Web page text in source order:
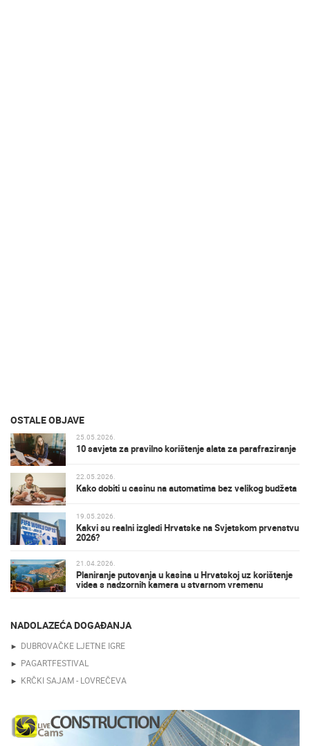
OSTALE OBJAVE
25.05.2026.
10 savjeta za pravilno korištenje alata za parafraziranje
22.05.2026.
Kako dobiti u casinu na automatima bez velikog budžeta
19.05.2026.
Kakvi su realni izgledi Hrvatske na Svjetskom prvenstvu
2026?
21.04.2026.
Planiranje putovanja u kasina u Hrvatskoj uz korištenje
videa s nadzornih kamera u stvarnom vremenu
NADOLAZEĆA DOGAĐANJA
DUBROVAČKE LJETNE IGRE
PAGARTFESTIVAL
KRČKI SAJAM - LOVREČEVA